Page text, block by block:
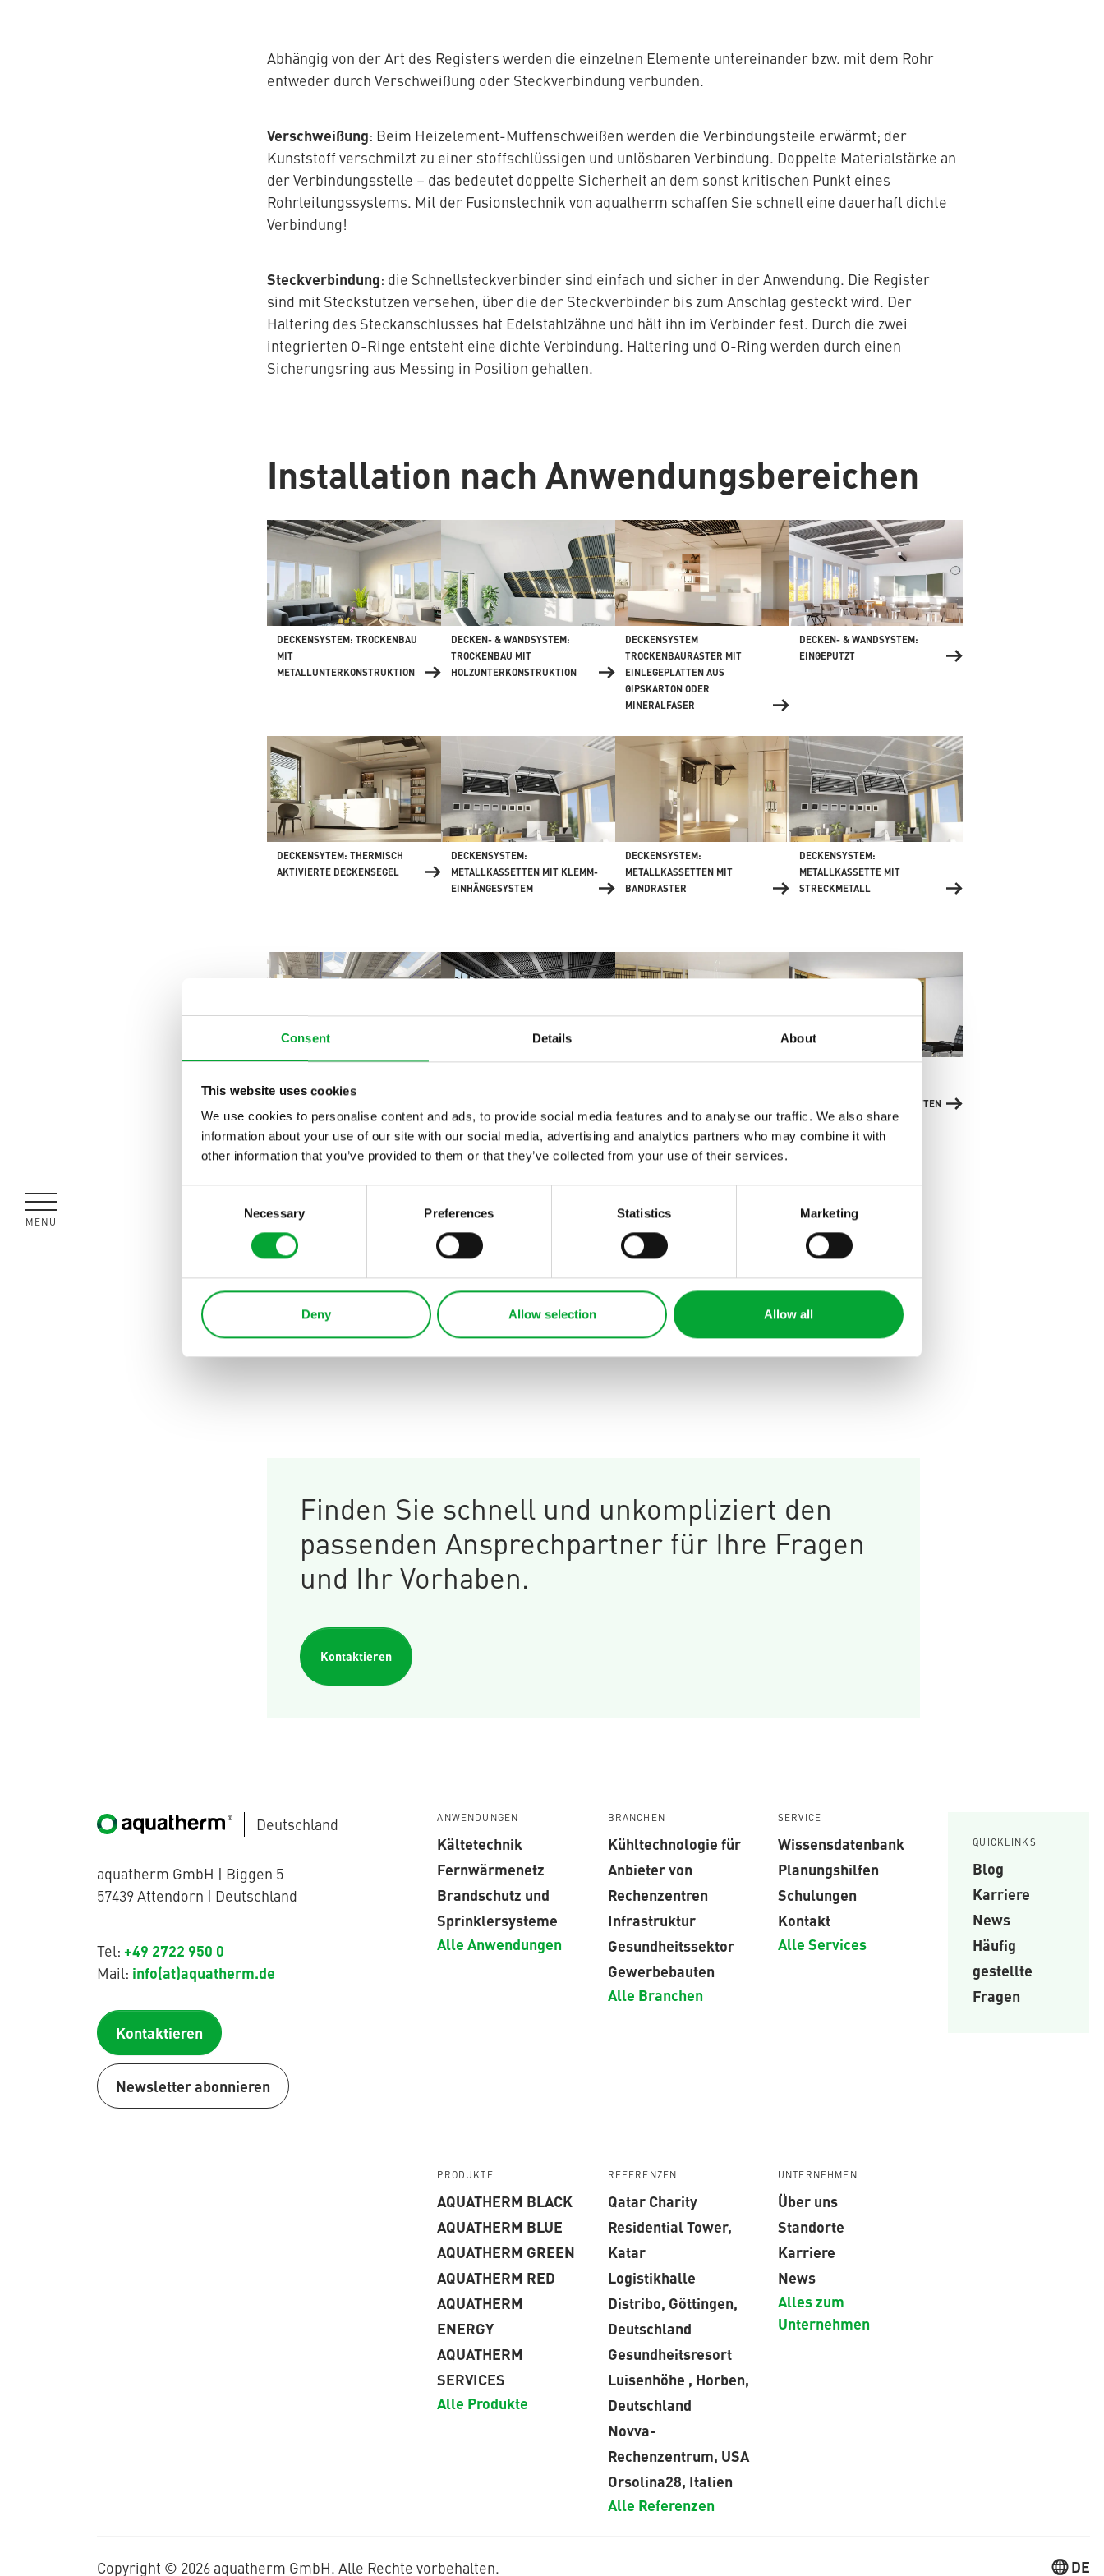
Consent Details About
This website uses cookies
We use cookies to personalise content and ads, to provide social media features and to analyse our traffic. We also share
information about your use of our site with our social media, advertising and analytics partners who may combine it with
other information that you’ve provided to them or that they’ve collected from your use of their services.
Necessary Preferences Statistics Marketing
Deny Allow selection Allow all
MENÜ
SCHLIESSEN
Abhängig von der Art des Registers werden die einzelnen Elemente untereinander bzw. mit dem Rohr
entweder durch Verschweißung oder Steckverbindung verbunden.
Verschweißung: Beim Heizelement-Muffenschweißen werden die Verbindungsteile erwärmt; der
Kunststoff verschmilzt zu einer stoffschlüssigen und unlösbaren Verbindung. Doppelte Materialstärke an
der Verbindungsstelle – das bedeutet doppelte Sicherheit an dem sonst kritischen Punkt eines
Rohrleitungssystems. Mit der Fusionstechnik von aquatherm schaffen Sie schnell eine dauerhaft dichte
Verbindung!
Steckverbindung: die Schnellsteckverbinder sind einfach und sicher in der Anwendung. Die Register
sind mit Steckstutzen versehen, über die der Steckverbinder bis zum Anschlag gesteckt wird. Der
Haltering des Steckanschlusses hat Edelstahlzähne und hält ihn im Verbinder fest. Durch die zwei
integrierten O-Ringe entsteht eine dichte Verbindung. Haltering und O-Ring werden durch einen
Sicherungsring aus Messing in Position gehalten.
Installation nach Anwendungsbereichen
DECKENSYSTEM: TROCKENBAU
MIT
METALLUNTERKONSTRUKTION
DECKEN- & WANDSYSTEM:
TROCKENBAU MIT
HOLZUNTERKONSTRUKTION
DECKENSYSTEM
TROCKENBAURASTER MIT
EINLEGEPLATTEN AUS
GIPSKARTON ODER
MINERALFASER
DECKEN- & WANDSYSTEM:
EINGEPUTZT
DECKENSYTEM: THERMISCH
AKTIVIERTE DECKENSEGEL
DECKENSYSTEM:
METALLKASSETTEN MIT KLEMM-
EINHÄNGESYSTEM
DECKENSYSTEM:
METALLKASSETTEN MIT
BANDRASTER
DECKENSYSTEM:
METALLKASSETTE MIT
STRECKMETALL
KONVEKTION - ABGEHÄNGT
BEPLANKUNG MIT BAUPLATTEN
Finden Sie schnell und unkompliziert den
passenden Ansprechpartner für Ihre Fragen
und Ihr Vorhaben.
Kontaktieren
Deutschland
aquatherm GmbH | Biggen 5
57439 Attendorn | Deutschland
Tel: +49 2722 950 0
Mail: info(at)aquatherm.de
Kontaktieren
Newsletter abonnieren
ANWENDUNGEN
Kältetechnik
Fernwärmenetz
Brandschutz und
Sprinklersysteme
Alle Anwendungen
BRANCHEN
Kühltechnologie für
Anbieter von
Rechenzentren
Infrastruktur
Gesundheitssektor
Gewerbebauten
Alle Branchen
SERVICE
Wissensdatenbank
Planungshilfen
Schulungen
Kontakt
Alle Services
QUICKLINKS
Blog
Karriere
News
Häufig
gestellte
Fragen
PRODUKTE
AQUATHERM BLACK
AQUATHERM BLUE
AQUATHERM GREEN
AQUATHERM RED
AQUATHERM
ENERGY
AQUATHERM
SERVICES
Alle Produkte
REFERENZEN
Qatar Charity
Residential Tower,
Katar
Logistikhalle
Distribo, Göttingen,
Deutschland
Gesundheitsresort
Luisenhöhe , Horben,
Deutschland
Novva-
Rechenzentrum, USA
Orsolina28, Italien
Alle Referenzen
UNTERNEHMEN
Über uns
Standorte
Karriere
News
Alles zum
Unternehmen
Copyright © 2026 aquatherm GmbH. Alle Rechte vorbehalten. DE